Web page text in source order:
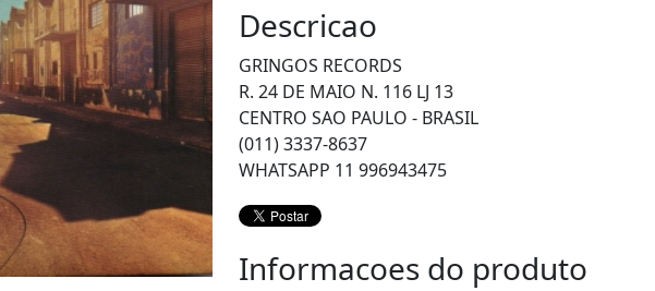
Descricao
GRINGOS RECORDS
R. 24 DE MAIO N. 116 LJ 13
CENTRO SAO PAULO - BRASIL
(011) 3337-8637
WHATSAPP 11 996943475
Informacoes do produto